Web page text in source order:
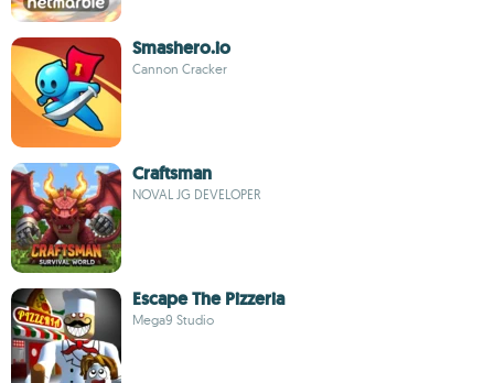
Smashero.io
Cannon Cracker
Craftsman
NOVAL JG DEVELOPER
Escape The Pizzeria
Mega9 Studio